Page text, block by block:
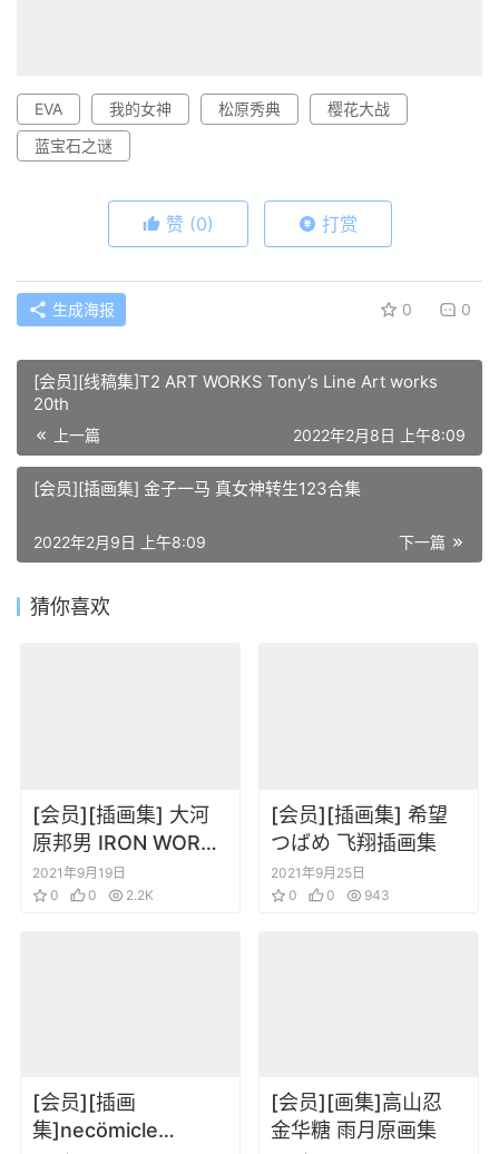
EVA 我的女神 松原秀典
樱花大战
蓝宝石之谜
赞 (0) 打赏
生成海报 0 0
[会员][线稿集]T2 ART WORKS Tony’s Line Art works
20th
上一篇 2022年2月8日 上午8:09
[会员][插画集] 金子一马 真女神转生123合集
下一篇
2022年2月9日 上午8:09
猜你喜欢
[会员][插画集] 大河
原邦男 IRON WORKS
机动战士高达
2021年9月19日
0
0 2.2K
[会员][插画集] 希望
つばめ 飞翔插画集
2021年9月25日
0
0 943
[会员][插画
集]necömicle
[会员][画集]高山忍
金华糖 雨月原画集